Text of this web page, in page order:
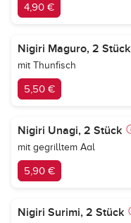
4,90 €
Nigiri Maguro, 2 Stück
mit Thunfisch
5,50 €
Nigiri Unagi, 2 Stück
mit gegrilltem Aal
5,90 €
Nigiri Surimi, 2 Stück